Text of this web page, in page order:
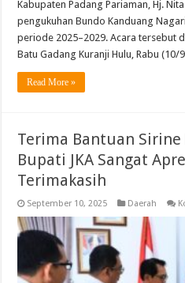
Kabupaten Padang Pariaman, Hj.
pengukuhan Bundo Kanduang
periode 2025–2029. Acara tersebut
Batu Gadang Kuranji Hulu, Rabu (10/
Read More »
Terima Bantuan Sirine
Bupati JKA Sangat
Terimakasih
September 10, 2025 Daerah